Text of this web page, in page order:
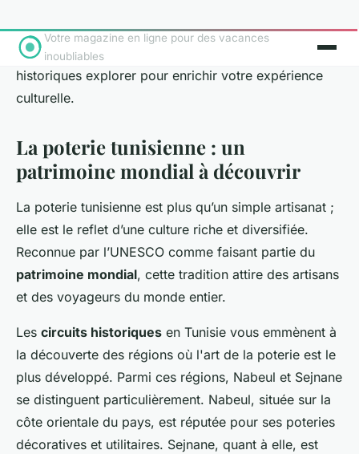
artistiques. Vous y apprendrez où réserver, comment
bénéficier d'une annulation gratuite, et quels circuits
historiques explorer pour enrichir votre expérience
culturelle.
La poterie tunisienne : un
patrimoine mondial à découvrir
La poterie tunisienne est plus qu’un simple artisanat ;
elle est le reflet d’une culture riche et diversifiée.
Reconnue par l’UNESCO comme faisant partie du
patrimoine mondial, cette tradition attire des artisans
et des voyageurs du monde entier.
Les circuits historiques en Tunisie vous emmènent à
la découverte des régions où l'art de la poterie est le
plus développé. Parmi ces régions, Nabeul et Sejnane
se distinguent particulièrement. Nabeul, située sur la
côte orientale du pays, est réputée pour ses poteries
décoratives et utilitaires. Sejnane, quant à elle, est